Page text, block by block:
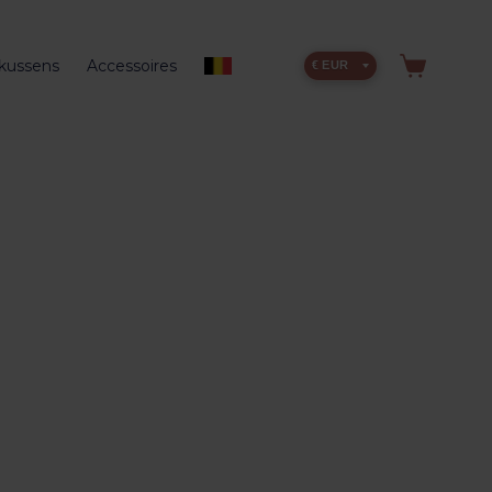
Accessoires € EUR